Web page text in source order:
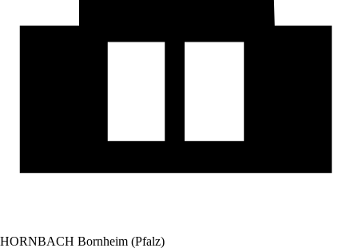
HORNBACH Bornheim (Pfalz)